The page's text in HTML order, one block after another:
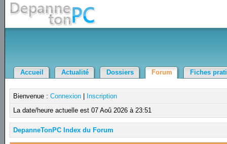
Accueil Actualité Dossiers Forum Fiches
Bienvenue :Connexion
Inscription
La date/heure actuelle est 07 Aoû 2026 à 23:51
DepanneTonPC Index du Forum